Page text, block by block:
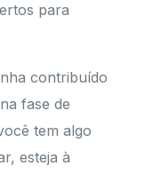
para
contribuído
fase de
tem algo
esteja à